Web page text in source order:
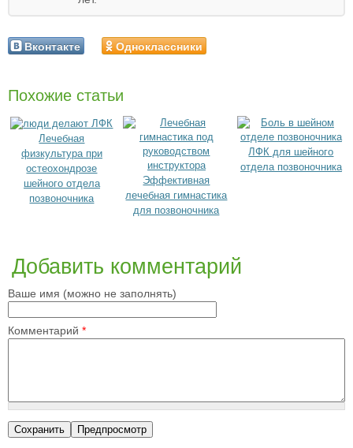
Вконтакте Одноклассники
Похожие статьи
Лечебная
физкультура при
остеохондрозе
шейного отдела
позвоночника
Эффективная
лечебная гимнастика
для позвоночника
ЛФК для шейного
отдела позвоночника
Добавить комментарий
Ваше имя (можно не заполнять)
Комментарий *